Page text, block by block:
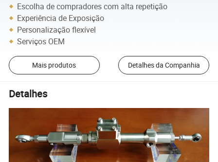
Escolha de compradores com alta repetição
Experiência de Exposição
Personalização flexível
Serviços OEM
Mais produtos Detalhes da Companhia
Detalhes